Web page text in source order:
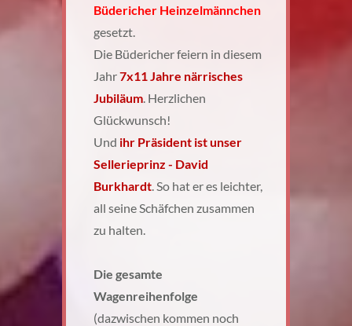
Büdericher Heinzelmännchen
gesetzt.
Die Büdericher feiern in diesem
Jahr7x11 Jahre närrisches
Jubiläum. Herzlichen
Glückwunsch!
Und ihr Präsident ist unser
Sellerieprinz - David
Burkhardt. So hat er es leichter,
all seine Schäfchen zusammen
zu halten.
Die gesamte
Wagenreihenfolge
(dazwischen kommen noch